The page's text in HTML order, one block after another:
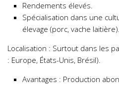
Rendements élevés.
Spécialisation dans une
élevage (porc, vache laitière).
Localisation : Surtout dans les
: Europe, États-Unis, Brésil).
Avantages : Production